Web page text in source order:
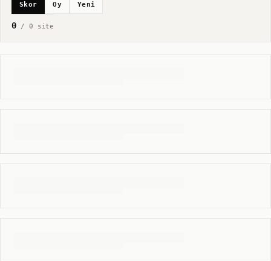
Skor Oy Yeni
0/ 0 site